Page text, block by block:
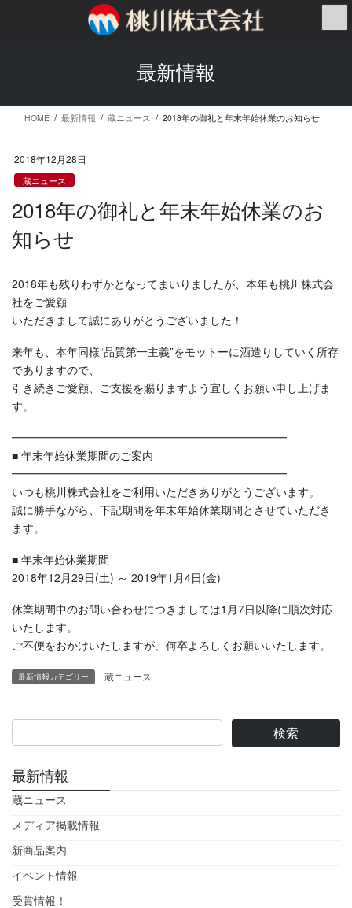
ス
ン
最新情報
HOME 最新情報 蔵ニュース 2018年の御礼と年末年始休業のお知らせ
2018年12月28日
蔵ニュース
2018年の御礼と年末年始休業のお
知らせ
2018年も残りわずかとなってまいりましたが、本年も桃川株式会
社をご愛顧
いただきまして誠にありがとうございました！
来年も、本年同様“品質第一主義”をモットーに酒造りしていく所存
でありますので、
引き続きご愛顧、ご支援を賜りますよう宜しくお願い申し上げま
す。
━━━━━━━━━━━━━━━━━━━━━━━━━
■ 年末年始休業期間のご案内
━━━━━━━━━━━━━━━━━━━━━━━━━
いつも桃川株式会社をご利用いただきありがとうございます。
誠に勝手ながら、下記期間を年末年始休業期間とさせていただき
ます。
■ 年末年始休業期間
2018年12月29日(土) ～ 2019年1月4日(金)
休業期間中のお問い合わせにつきましては1月7日以降に順次対応
いたします。
ご不便をおかけいたしますが、何卒よろしくお願いいたします。
最新情報カテゴリー 蔵ニュース
最新情報
蔵ニュース
メディア掲載情報
新商品案内
イベント情報
受賞情報！